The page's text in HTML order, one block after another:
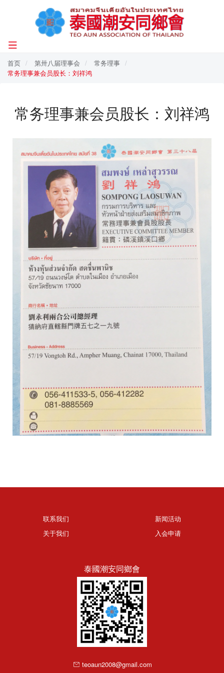
首页 第卅八届理事会
常务理事
常务理事兼会员股长：刘祥鸿
常务理事兼会员股长：刘祥鸿
联系我们
关于我们
新闻活动
入会申请
泰國潮安同鄉會
teoaun2008@gmail.com